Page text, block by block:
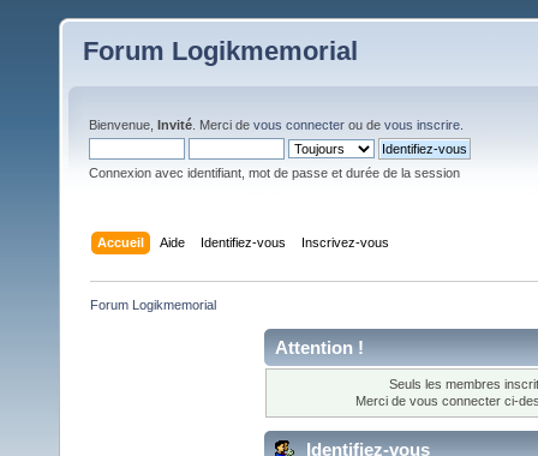
Forum Logikmemorial
Bienvenue, Invité . Merci de vous connecter ou de vous inscrire
Connexion avec identifiant, mot de passe et durée de la session
Accueil Aide Identifiez-vous Inscrivez-vous
Forum Logikmemorial
Attention !
Seuls les membres
Merci de vous connecter ci-
Identifiez-vous